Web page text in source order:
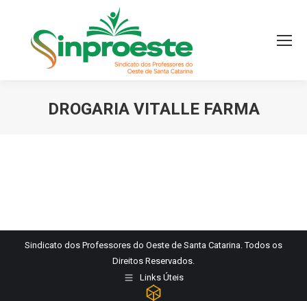
DROGARIA VITALLE FARMA
Sindicato dos Professores do Oeste de Santa Catarina. Todos os
Direitos Reservados.
Links Úteis